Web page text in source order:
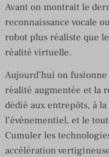
Avant on montrait le
reconnaissance vocale
robot plus réaliste que
réalité virtuelle.
Aujourd’hui on
réalité augmentée et la
dédié aux entrepôts, à
l’événementiel, et le
Cumuler les
accélération